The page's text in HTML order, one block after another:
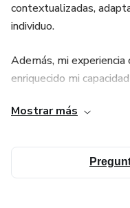
contextualizadas,
individuo.
Además, mi
enriquecido mi
cotidiana. A lo largo de
generando confianza y
Me especializo en
Mostrar más